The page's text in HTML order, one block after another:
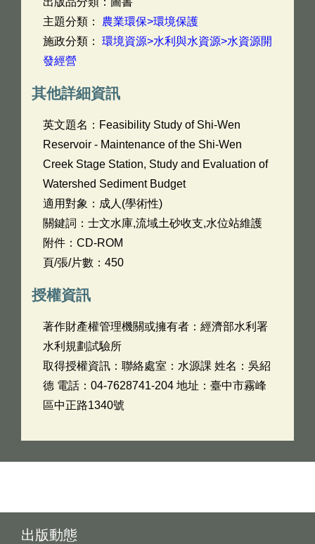
主題分類： 農業環保>環境保護
施政分類： 環境資源>水利與水資源>水資源開
發經營
其他詳細資訊
英文題名： Feasibility Study of Shi-Wen
Reservoir - Maintenance of the Shi-Wen
Creek Stage Station, Study and Evaluation of
Watershed Sediment Budget
適用對象：成人(學術性)
關鍵詞：士文水庫,流域土砂收支,水位站維護
附件：CD-ROM
頁/張/片數：450
授權資訊
著作財產權管理機關或擁有者：經濟部水利署
水利規劃試驗所
取得授權資訊：聯絡處室：水源課 姓名：吳紹
德 電話：04-7628741-204 地址：臺中市霧峰
區中正路1340號
出版動態